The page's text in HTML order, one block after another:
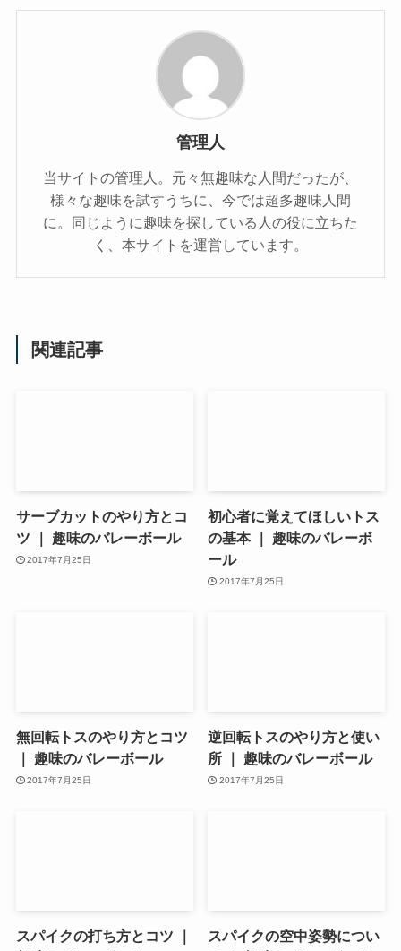
管理人
当サイトの管理人。元々無趣味な人間だったが、
様々な趣味を試すうちに、今では超多趣味人間
に。同じように趣味を探している人の役に立ちた
く、本サイトを運営しています。
関連記事
サーブカットのやり方とコ
ツ ｜ 趣味のバレーボール
2017年7月25日
初心者に覚えてほしいトス
の基本 ｜ 趣味のバレーボ
ール
2017年7月25日
無回転トスのやり方とコツ
｜ 趣味のバレーボール
2017年7月25日
逆回転トスのやり方と使い
所 ｜ 趣味のバレーボール
2017年7月25日
スパイクの打ち方とコツ ｜
スパイクの空中姿勢につい